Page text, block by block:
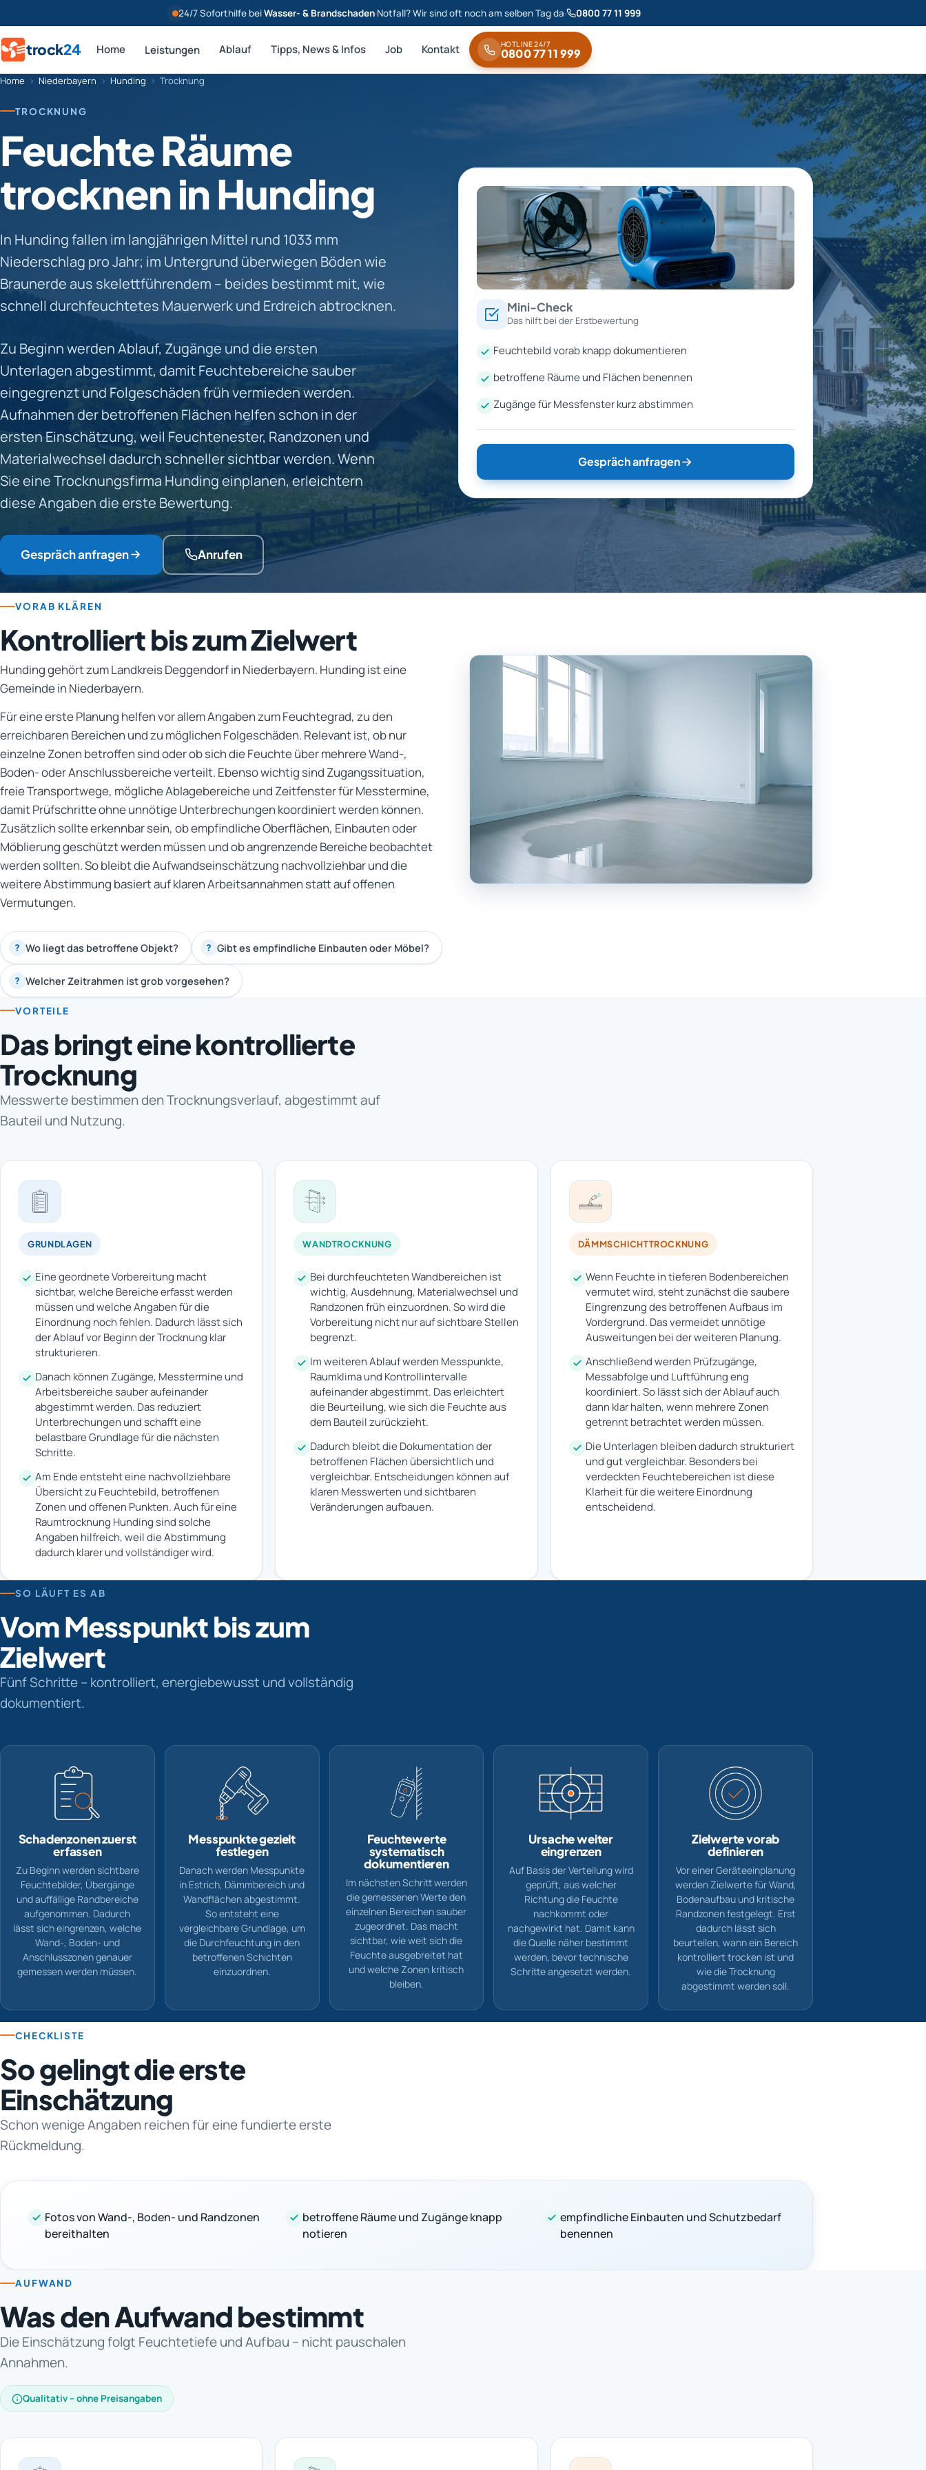
24/7 Soforthilfe beiWasser- & Brandschaden·Notfall? Wir sind oft noch am selben Tag da· 0800 77 11 999
trock24 Home Leistungen Ablauf Tipps, News & Infos Job Kontakt HOTLINE 24/7
0800 77 11 999
Home › Niederbayern › Hunding › Trocknung
TROCKNUNG
Feuchte Räume
trocknen in Hunding
In Hunding fallen im langjährigen Mittel rund 1033 mm
Niederschlag pro Jahr; im Untergrund überwiegen Böden wie
Braunerde aus skelettführendem – beides bestimmt mit, wie
schnell durchfeuchtetes Mauerwerk und Erdreich abtrocknen.
Zu Beginn werden Ablauf, Zugänge und die ersten
Unterlagen abgestimmt, damit Feuchtebereiche sauber
eingegrenzt und Folgeschäden früh vermieden werden.
Aufnahmen der betroffenen Flächen helfen schon in der
ersten Einschätzung, weil Feuchtenester, Randzonen und
Materialwechsel dadurch schneller sichtbar werden. Wenn
Sie eine Trocknungsfirma Hunding einplanen, erleichtern
diese Angaben die erste Bewertung.
Gespräch anfragen Anrufen
Mini-Check
Das hilft bei der Erstbewertung
Feuchtebild vorab knapp dokumentieren
betroffene Räume und Flächen benennen
Zugänge für Messfenster kurz abstimmen
Gespräch anfragen
VORAB KLÄREN
Kontrolliert bis zum Zielwert
Hunding gehört zum Landkreis Deggendorf in Niederbayern. Hunding ist eine
Gemeinde in Niederbayern.
Für eine erste Planung helfen vor allem Angaben zum Feuchtegrad, zu den
erreichbaren Bereichen und zu möglichen Folgeschäden. Relevant ist, ob nur
einzelne Zonen betroffen sind oder ob sich die Feuchte über mehrere Wand-,
Boden- oder Anschlussbereiche verteilt. Ebenso wichtig sind Zugangssituation,
freie Transportwege, mögliche Ablagebereiche und Zeitfenster für Messtermine,
damit Prüfschritte ohne unnötige Unterbrechungen koordiniert werden können.
Zusätzlich sollte erkennbar sein, ob empfindliche Oberflächen, Einbauten oder
Möblierung geschützt werden müssen und ob angrenzende Bereiche beobachtet
werden sollten. So bleibt die Aufwandseinschätzung nachvollziehbar und die
weitere Abstimmung basiert auf klaren Arbeitsannahmen statt auf offenen
Vermutungen.
? Wo liegt das betroffene Objekt? ? Gibt es empfindliche Einbauten oder Möbel?
? Welcher Zeitrahmen ist grob vorgesehen?
VORTEILE
Das bringt eine kontrollierte
Trocknung
Messwerte bestimmen den Trocknungsverlauf, abgestimmt auf
Bauteil und Nutzung.
GRUNDLAGEN
Eine geordnete Vorbereitung macht
sichtbar, welche Bereiche erfasst werden
müssen und welche Angaben für die
Einordnung noch fehlen. Dadurch lässt sich
der Ablauf vor Beginn der Trocknung klar
strukturieren.
Danach können Zugänge, Messtermine und
Arbeitsbereiche sauber aufeinander
abgestimmt werden. Das reduziert
Unterbrechungen und schafft eine
belastbare Grundlage für die nächsten
Schritte.
Am Ende entsteht eine nachvollziehbare
Übersicht zu Feuchtebild, betroffenen
Zonen und offenen Punkten. Auch für eine
Raumtrocknung Hunding sind solche
Angaben hilfreich, weil die Abstimmung
dadurch klarer und vollständiger wird.
WANDTROCKNUNG
Bei durchfeuchteten Wandbereichen ist
wichtig, Ausdehnung, Materialwechsel und
Randzonen früh einzuordnen. So wird die
Vorbereitung nicht nur auf sichtbare Stellen
begrenzt.
Im weiteren Ablauf werden Messpunkte,
Raumklima und Kontrollintervalle
aufeinander abgestimmt. Das erleichtert
die Beurteilung, wie sich die Feuchte aus
dem Bauteil zurückzieht.
Dadurch bleibt die Dokumentation der
betroffenen Flächen übersichtlich und
vergleichbar. Entscheidungen können auf
klaren Messwerten und sichtbaren
Veränderungen aufbauen.
DÄMMSCHICHTTROCKNUNG
Wenn Feuchte in tieferen Bodenbereichen
vermutet wird, steht zunächst die saubere
Eingrenzung des betroffenen Aufbaus im
Vordergrund. Das vermeidet unnötige
Ausweitungen bei der weiteren Planung.
Anschließend werden Prüfzugänge,
Messabfolge und Luftführung eng
koordiniert. So lässt sich der Ablauf auch
dann klar halten, wenn mehrere Zonen
getrennt betrachtet werden müssen.
Die Unterlagen bleiben dadurch strukturiert
und gut vergleichbar. Besonders bei
verdeckten Feuchtebereichen ist diese
Klarheit für die weitere Einordnung
entscheidend.
SO LÄUFT ES AB
Vom Messpunkt bis zum
Zielwert
Fünf Schritte – kontrolliert, energiebewusst und vollständig
dokumentiert.
Schadenzonen zuerst
erfassen
Zu Beginn werden sichtbare
Feuchtebilder, Übergänge
und auffällige Randbereiche
aufgenommen. Dadurch
lässt sich eingrenzen, welche
Wand-, Boden- und
Anschlusszonen genauer
gemessen werden müssen.
Messpunkte gezielt
festlegen
Danach werden Messpunkte
in Estrich, Dämmbereich und
Wandflächen abgestimmt.
So entsteht eine
vergleichbare Grundlage, um
die Durchfeuchtung in den
betroffenen Schichten
einzuordnen.
Feuchtewerte
systematisch
dokumentieren
Im nächsten Schritt werden
die gemessenen Werte den
einzelnen Bereichen sauber
zugeordnet. Das macht
sichtbar, wie weit sich die
Feuchte ausgebreitet hat
und welche Zonen kritisch
bleiben.
Ursache weiter
eingrenzen
Auf Basis der Verteilung wird
geprüft, aus welcher
Richtung die Feuchte
nachkommt oder
nachgewirkt hat. Damit kann
die Quelle näher bestimmt
werden, bevor technische
Schritte angesetzt werden.
Zielwerte vorab
definieren
Vor einer Geräteeinplanung
werden Zielwerte für Wand,
Bodenaufbau und kritische
Randzonen festgelegt. Erst
dadurch lässt sich
beurteilen, wann ein Bereich
kontrolliert trocken ist und
wie die Trocknung
abgestimmt werden soll.
CHECKLISTE
So gelingt die erste
Einschätzung
Schon wenige Angaben reichen für eine fundierte erste
Rückmeldung.
Fotos von Wand-, Boden- und Randzonen
bereithalten
betroffene Räume und Zugänge knapp
notieren
empfindliche Einbauten und Schutzbedarf
benennen
AUFWAND
Was den Aufwand bestimmt
Die Einschätzung folgt Feuchtetiefe und Aufbau – nicht pauschalen
Annahmen.
Qualitativ – ohne Preisangaben